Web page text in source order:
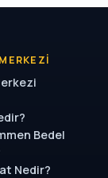
Bedel
Nedir?